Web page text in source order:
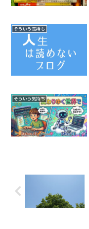
そういう気持ち
そういう気持ち